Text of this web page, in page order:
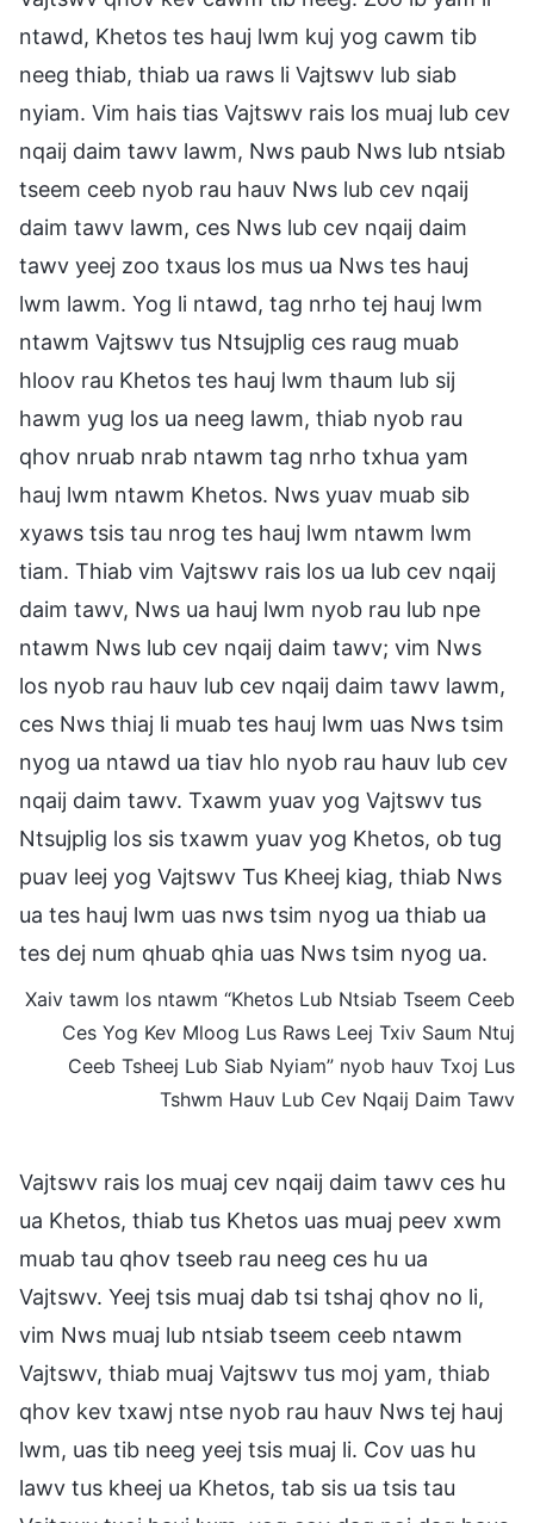
ntawd, Khetos tes hauj lwm kuj yog cawm tib
neeg thiab, thiab ua raws li Vajtswv lub siab
nyiam. Vim hais tias Vajtswv rais los muaj lub cev
nqaij daim tawv lawm, Nws paub Nws lub ntsiab
tseem ceeb nyob rau hauv Nws lub cev nqaij
daim tawv lawm, ces Nws lub cev nqaij daim
tawv yeej zoo txaus los mus ua Nws tes hauj
lwm lawm. Yog li ntawd, tag nrho tej hauj lwm
ntawm Vajtswv tus Ntsujplig ces raug muab
hloov rau Khetos tes hauj lwm thaum lub sij
hawm yug los ua neeg lawm, thiab nyob rau
qhov nruab nrab ntawm tag nrho txhua yam
hauj lwm ntawm Khetos. Nws yuav muab sib
xyaws tsis tau nrog tes hauj lwm ntawm lwm
tiam. Thiab vim Vajtswv rais los ua lub cev nqaij
daim tawv, Nws ua hauj lwm nyob rau lub npe
ntawm Nws lub cev nqaij daim tawv; vim Nws
los nyob rau hauv lub cev nqaij daim tawv lawm,
ces Nws thiaj li muab tes hauj lwm uas Nws tsim
nyog ua ntawd ua tiav hlo nyob rau hauv lub cev
nqaij daim tawv. Txawm yuav yog Vajtswv tus
Ntsujplig los sis txawm yuav yog Khetos, ob tug
puav leej yog Vajtswv Tus Kheej kiag, thiab Nws
ua tes hauj lwm uas nws tsim nyog ua thiab ua
tes dej num qhuab qhia uas Nws tsim nyog ua.
Xaiv tawm los ntawm “Khetos Lub Ntsiab Tseem Ceeb
Ces Yog Kev Mloog Lus Raws Leej Txiv Saum Ntuj
Ceeb Tsheej Lub Siab Nyiam” nyob hauv Txoj Lus
Tshwm Hauv Lub Cev Nqaij Daim Tawv
Vajtswv rais los muaj cev nqaij daim tawv ces hu
ua Khetos, thiab tus Khetos uas muaj peev xwm
muab tau qhov tseeb rau neeg ces hu ua
Vajtswv. Yeej tsis muaj dab tsi tshaj qhov no li,
vim Nws muaj lub ntsiab tseem ceeb ntawm
Vajtswv, thiab muaj Vajtswv tus moj yam, thiab
qhov kev txawj ntse nyob rau hauv Nws tej hauj
lwm, uas tib neeg yeej tsis muaj li. Cov uas hu
lawv tus kheej ua Khetos, tab sis ua tsis tau